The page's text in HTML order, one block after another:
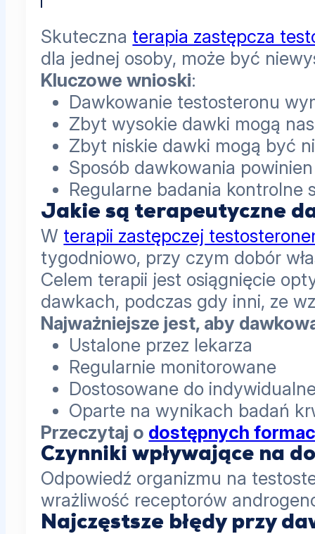
Skuteczna terapia zastępcza
dla jednej osoby, może być
Kluczowe wnioski:
Dawkowanie testosteronu
Zbyt wysokie dawki mogą
Zbyt niskie dawki mogą być
Sposób dawkowania
Regularne badania kontrolne
Jakie są terapeutyczne
W terapii zastępczej
tygodniowo, przy czym dobór
Celem terapii jest osiągnięcie
dawkach, podczas gdy inni, ze
Najważniejsze jest, aby
Ustalone przez lekarza
Regularnie monitorowane
Dostosowane do
Oparte na wynikach badań
Przeczytaj o dostępnych
Czynniki wpływające na
Odpowiedź organizmu na
wrażliwość receptorów
Najczęstsze błędy przy